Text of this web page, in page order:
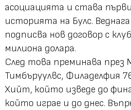
асоциацията и става
историята на Булс.
подписва нов договор с
милиона долара.
След това преминава през
Тимбъруулвс, Филаделфия
Хийт, който изведе до
който играе и до днес.